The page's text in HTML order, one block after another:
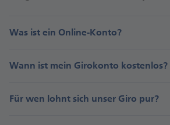
Was ist ein Online-Konto?
Wann ist mein Girokonto kostenlos?
Für wen lohnt sich unser Giro pur?